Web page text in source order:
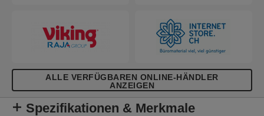
ALLE VERFÜGBAREN ONLINE-HÄNDLER
ANZEIGEN
Spezifikationen & Merkmale